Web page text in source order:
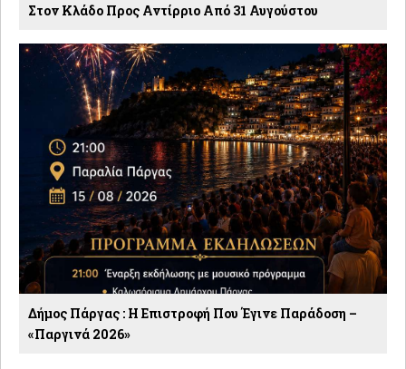
Στον Κλάδο Προς Αντίρριο Από 31 Αυγούστου
Δήμος Πάργας : Η Επιστροφή Που Έγινε Παράδοση –
«Παργινά 2026»